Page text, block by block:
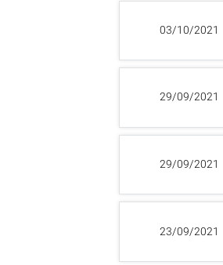
03/10/2021
29/09/2021
29/09/2021
23/09/2021